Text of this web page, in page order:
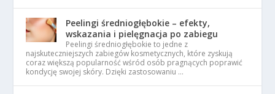
Peelingi średniogłębokie – efekty,
wskazania i pielęgnacja po zabiegu
Peelingi średniogłębokie to jedne z
najskuteczniejszych zabiegów kosmetycznych, które zyskują
coraz większą popularność wśród osób pragnących poprawić
kondycję swojej skóry. Dzięki zastosowaniu …